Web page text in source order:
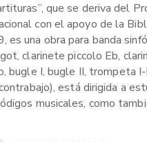
que se deriva del
con el apoyo de la
es una obra para banda
clarinete piccolo Eb,
I, bugle II, trompeta
está dirigida a
musicales, como